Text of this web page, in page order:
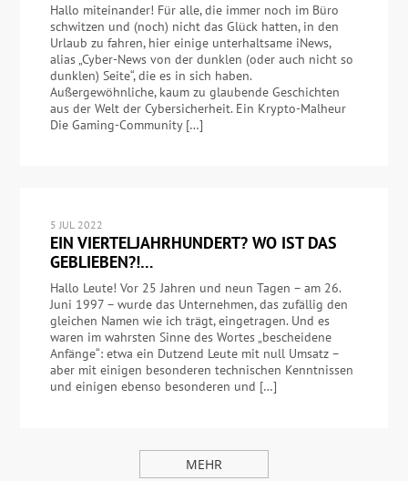
Hallo miteinander! Für alle, die immer noch im Büro
schwitzen und (noch) nicht das Glück hatten, in den
Urlaub zu fahren, hier einige unterhaltsame iNews,
alias „Cyber-News von der dunklen (oder auch nicht so
dunklen) Seite“, die es in sich haben.
Außergewöhnliche, kaum zu glaubende Geschichten
aus der Welt der Cybersicherheit. Ein Krypto-Malheur
Die Gaming-Community […]
5 JUL 2022
EIN VIERTELJAHRHUNDERT? WO IST DAS
GEBLIEBEN?!…
Hallo Leute! Vor 25 Jahren und neun Tagen – am 26.
Juni 1997 – wurde das Unternehmen, das zufällig den
gleichen Namen wie ich trägt, eingetragen. Und es
waren im wahrsten Sinne des Wortes „bescheidene
Anfänge“: etwa ein Dutzend Leute mit null Umsatz –
aber mit einigen besonderen technischen Kenntnissen
und einigen ebenso besonderen und […]
MEHR